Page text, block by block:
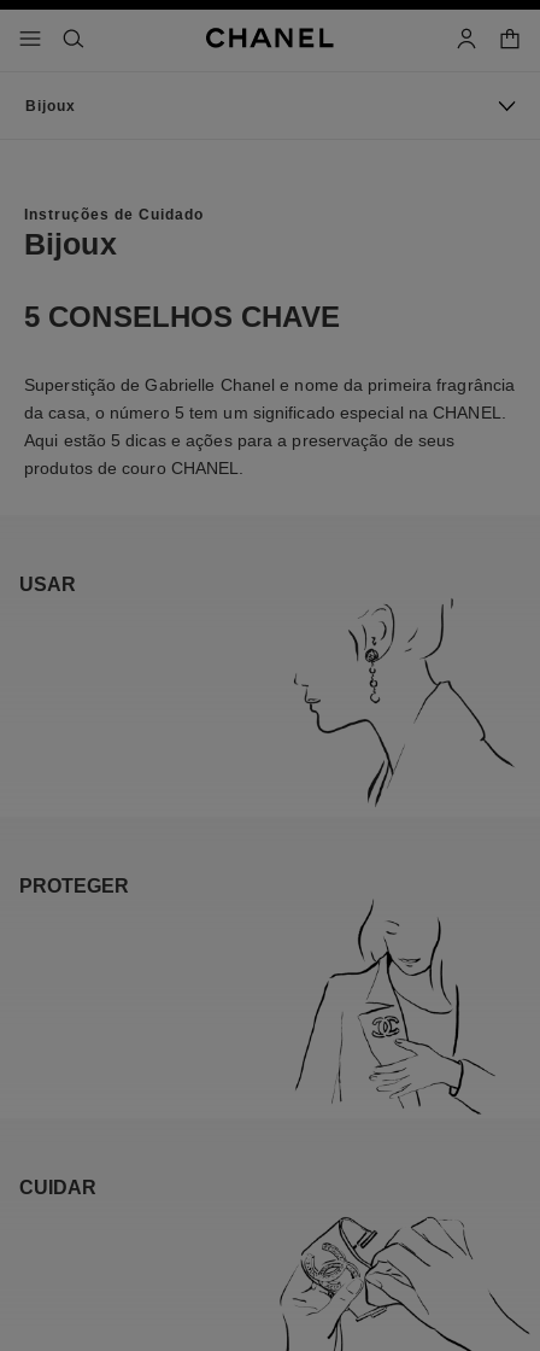
menu - navegação pricipal
- navegação principal
pesquisa conta
Bijoux
Instruções de Cuidado
Bijoux
5 CONSELHOS CHAVE
Superstição de Gabrielle Chanel e nome da primeira fragrância
da casa, o número 5 tem um significado especial na CHANEL.
Aqui estão 5 dicas e ações para a preservação de seus
produtos de couro CHANEL.
USAR
PROTEGER
CUIDAR